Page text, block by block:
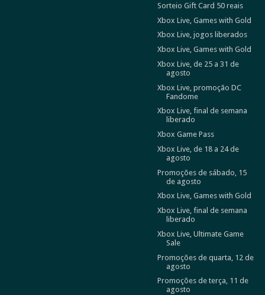
Sorteio Gift Card 50 reais
Xbox Live, Games with Gold
Xbox Live, jogos liberados
Xbox Live, Games with Gold
Xbox Live, de 25 a 31 de
agosto
Xbox Live, promoção DC
Fandome
Xbox Live, final de semana
liberado
Xbox Game Pass
Xbox Live, de 18 a 24 de
agosto
Promoções de sábado, 15
de agosto
Xbox Live, Games with Gold
Xbox Live, final de semana
liberado
Xbox Live, Ultimate Game
Sale
Promoções de quarta, 12 de
agosto
Promoções de terça, 11 de
agosto